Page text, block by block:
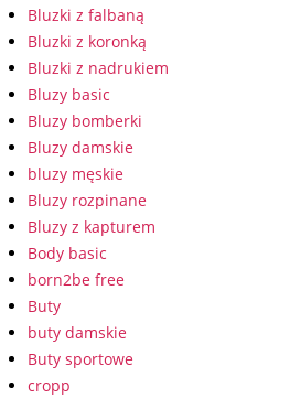
Bluzki z falbaną
Bluzki z koronką
Bluzki z nadrukiem
Bluzy basic
Bluzy bomberki
Bluzy damskie
bluzy męskie
Bluzy rozpinane
Bluzy z kapturem
Body basic
born2be free
Buty
buty damskie
Buty sportowe
cropp